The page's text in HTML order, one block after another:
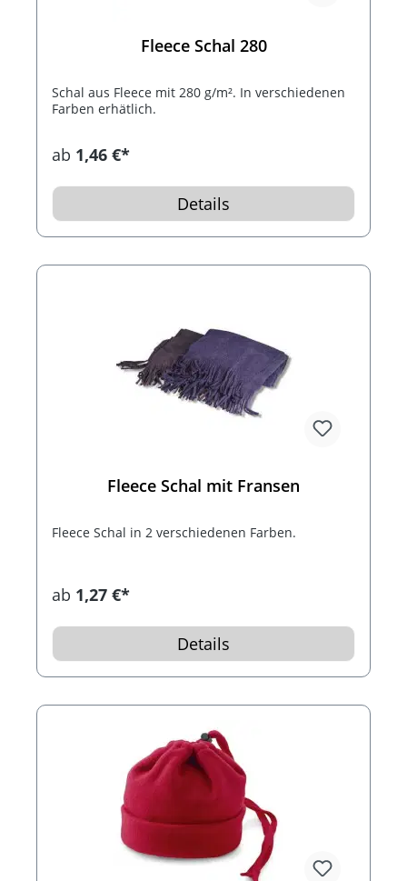
Fleece Schal 280
Schal aus Fleece mit 280 g/m². In verschiedenen
Farben erhätlich.
ab 1,46 €*
Details
Fleece Schal mit Fransen
Fleece Schal in 2 verschiedenen Farben.
ab 1,27 €*
Details